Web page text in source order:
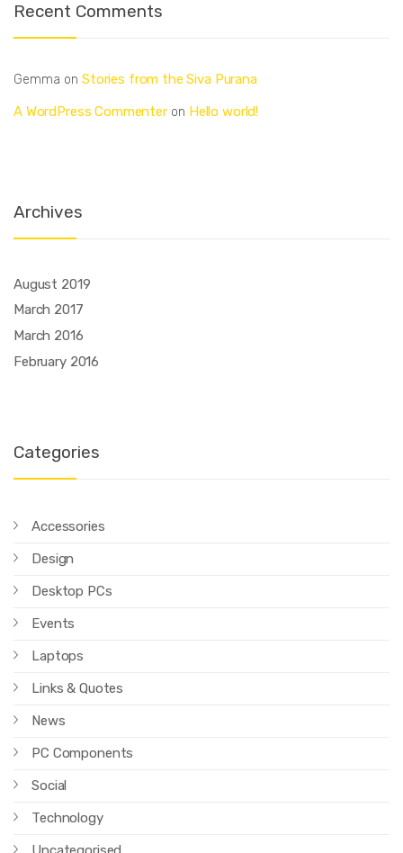
Recent Comments
Gemma on Stories from the Siva Purana
A WordPress Commenteron Hello world!
Archives
August 2019
March 2017
March 2016
February 2016
Categories
Accessories
Design
Desktop PCs
Events
Laptops
Links & Quotes
News
PC Components
Social
Technology